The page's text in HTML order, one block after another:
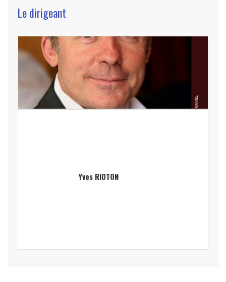
Le dirigeant
Yves RIOTON